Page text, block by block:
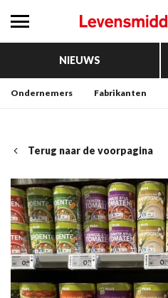
NIEUWS
Ondernemers Fabrikanten
Terug naar de voorpagina